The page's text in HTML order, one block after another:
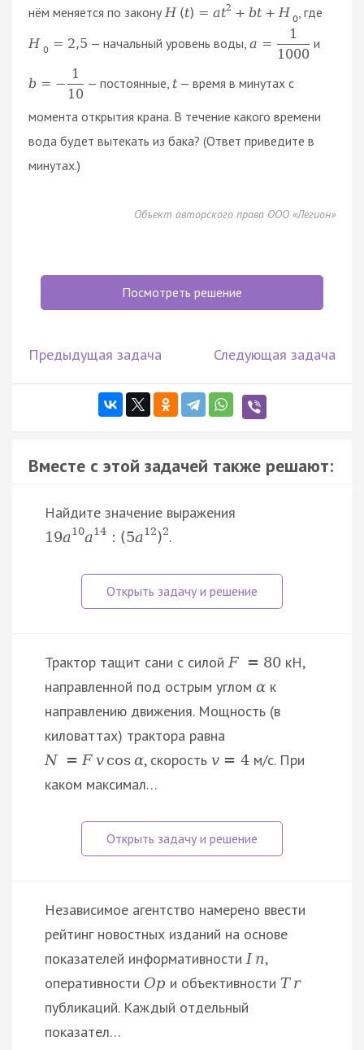
нём меняется по закону H (t) = at2 + bt + H 0 , где
H 0 = 2,5 — начальный уровень воды, a =
1
1000
и
b = −
1
10
— постоянные, t— время в минутах с
момента открытия крана. В течение какого времени
вода будет вытекать из бака? (Ответ приведите в
минутах.)
Объект авторского права ООО «Легион»
Посмотреть решение
Предыдущая задача Следующая задача
Вместе с этой задачей также решают:
Найдите значение выражения
19a10a14 : (5a12)2.
Трактор тащит сани с силойF = 80 кН,
направленной под острым углом α к
направлению движения. Мощность (в
киловаттах) трактора равна
N = F vcosα, скорость v = 4м/с. При
каком максимал…
Независимое агентство намерено ввести
рейтинг новостных изданий на основе
показателей информативностиI n,
оперативности Op и объективности T r
публикаций. Каждый отдельный
показател…